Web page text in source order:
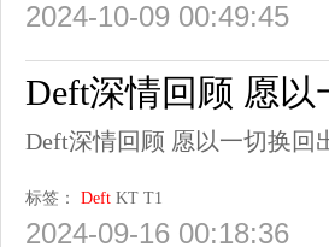
2024-10-09 00:49:45
Deft深情回顾 愿
Deft深情回顾 愿以一切换回
标签： Deft KT T1
2024-09-16 00:18:36